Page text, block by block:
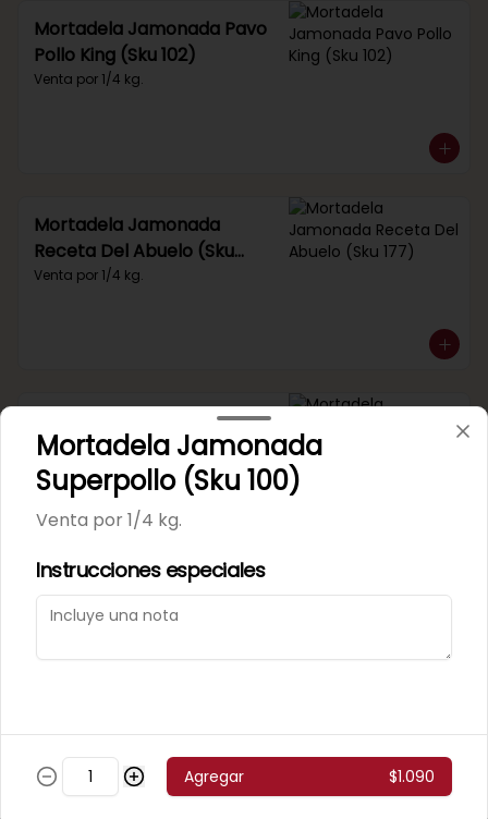
Mortadela Jamonada Pavo
Pollo King (Sku 102)
Venta por 1/4 kg.
Mortadela Jamonada
Receta Del Abuelo (Sku
177)
Venta por 1/4 kg.
Mortadela Jamonada
Supercerdo (Sku 101)
Venta por 1/4 kg.
Mortadela Jamonada
Mortadela Jamonada
Superpollo (Sku 100)
Venta por 1/4 kg.
Instrucciones especiales
Agregar $1.090